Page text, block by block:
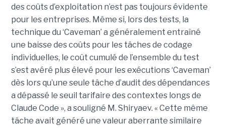
des coûts d’exploitation n’est pas toujours évidente
pour les entreprises. Même si, lors des tests, la
technique du ‘Caveman’ a généralement entraîné
une baisse des coûts pour les tâches de codage
individuelles, le coût cumulé de l’ensemble du test
s’est avéré plus élevé pour les exécutions ‘Caveman’
dès lors qu’une seule tâche d’audit des dépendances
a dépassé le seuil tarifaire des contextes longs de
Claude Code », a souligné M. Shiryaev. « Cette même
tâche avait généré une valeur aberrante similaire